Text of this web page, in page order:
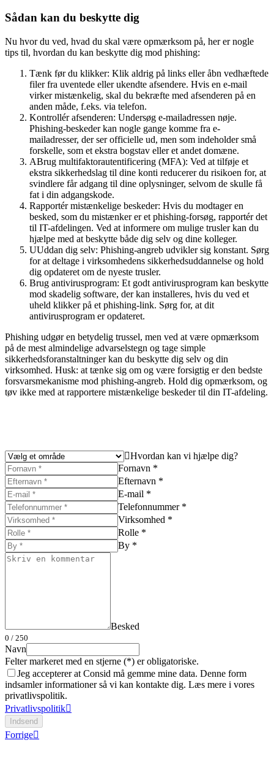
Sådan kan du beskytte dig
Nu hvor du ved, hvad du skal være opmærksom på, her er nogle
tips til, hvordan du kan beskytte dig mod phishing:
Tænk før du klikker: Klik aldrig på links eller åbn vedhæftede
filer fra uventede eller ukendte afsendere. Hvis en e-mail
virker mistænkelig, skal du bekræfte med afsenderen på en
anden måde, f.eks. via telefon.
Kontrollér afsenderen: Undersøg e-mailadressen nøje.
Phishing-beskeder kan nogle gange komme fra e-
mailadresser, der ser officielle ud, men som indeholder små
forskelle, som et ekstra bogstav eller et andet domæne.
ABrug multifaktorautentificering (MFA): Ved at tilføje et
ekstra sikkerhedslag til dine konti reducerer du risikoen for, at
svindlere får adgang til dine oplysninger, selvom de skulle få
fat i din adgangskode.
Rapportér mistænkelige beskeder: Hvis du modtager en
besked, som du mistænker er et phishing-forsøg, rapportér det
til IT-afdelingen. Ved at informere om mulige trusler kan du
hjælpe med at beskytte både dig selv og dine kolleger.
UUddan dig selv: Phishing-angreb udvikler sig konstant. Sørg
for at deltage i virksomhedens sikkerhedsuddannelse og hold
dig opdateret om de nyeste trusler.
Brug antivirusprogram: Et godt antivirusprogram kan beskytte
mod skadelig software, der kan installeres, hvis du ved et
uheld klikker på et phishing-link. Sørg for, at dit
antivirusprogram er opdateret.
Phishing udgør en betydelig trussel, men ved at være opmærksom
på de mest almindelige advarselstegn og tage simple
sikkerhedsforanstaltninger kan du beskytte dig selv og din
virksomhed. Husk: at tænke sig om og være forsigtig er den bedste
forsvarsmekanisme mod phishing-angreb. Hold dig opmærksom, og
tøv ikke med at rapportere mistænkelige beskeder til din IT-afdeling.
Hvordan kan vi hjælpe dig?
Fornavn *
Efternavn *
E-mail *
Telefonnummer *
Virksomhed *
Rolle *
By *
Besked
0 / 250
Navn
Felter markeret med en stjerne (*) er obligatoriske.
Jeg accepterer at Consid må gemme mine data. Denne form
indsamler informationer så vi kan kontakte dig. Læs mere i vores
privatlivspolitik.
Privatlivspolitik
Indsend
Forrige